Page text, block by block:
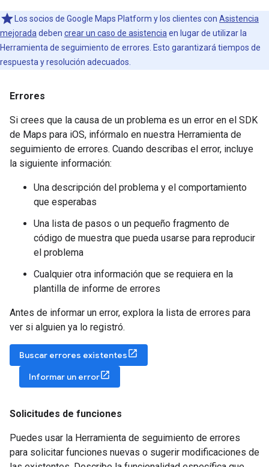
Los socios de Google Maps Platform y los clientes con Asistencia
mejorada deben crear un caso de asistencia en lugar de utilizar la
Herramienta de seguimiento de errores. Esto garantizará tiempos de
respuesta y resolución adecuados.
Errores
Si crees que la causa de un problema es un error en el SDK
de Maps para iOS, infórmalo en nuestra Herramienta de
seguimiento de errores. Cuando describas el error, incluye
la siguiente información:
Una descripción del problema y el comportamiento
que esperabas
Una lista de pasos o un pequeño fragmento de
código de muestra que pueda usarse para reproducir
el problema
Cualquier otra información que se requiera en la
plantilla de informe de errores
Antes de informar un error, explora la lista de errores para
ver si alguien ya lo registró.
Buscar errores existentes
Informar un error
Solicitudes de funciones
Puedes usar la Herramienta de seguimiento de errores
para solicitar funciones nuevas o sugerir modificaciones de